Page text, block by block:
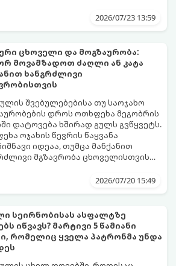
საკვების მკვეთრი, ერთდღიანი
ეჩვევა კონკრეტულ
კვების მკვეთრმა
შეიძლება გამოიწვიოს
სტრესი, გულისრევა, გაზები ან
(კუჭის აშლილობა).
რომ პროცესმა უმტკივნეულოდ
გამოიყენება ვეტერინარების
აღიარებული 7-დღიანი გარდამავალი
2026/07/23 13:59
ცხოველი და მოგზაურობა:
მოვამზადოთ ძაღლი ან კატა
ხანგრძლივი
შვებულებებისა თუ საოჯახო
დროს ოთხფეხა მეგობრის
დატოვება ხშირად გულს გვწყვეტს.
ოჯახის წევრის წაყვანა
იდეაა, თუმცა მანქანით
მგზავრობა ცხოველისთვის
(გულისრევასთან) და
ისე თქვენი ოთხფეხა
საჭირო.
პროფესიონალურ
თუ როგორ მოამზადოთ
ან კატა ხანგრძლივი
2026/07/20 15:49
სეირნობისას ასფალტზე
იწვავს? მარტივი 5 წამიანი
რომელიც ყველა პატრონმა უნდა